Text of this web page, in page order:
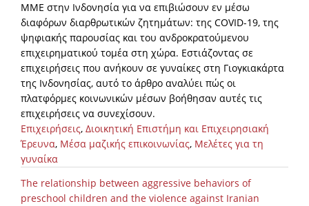
ΜΜΕ στην Ινδονησία για να επιβιώσουν εν μέσω
διαφόρων διαρθρωτικών ζητημάτων: της COVID-19, της
ψηφιακής παρουσίας και του ανδροκρατούμενου
επιχειρηματικού τομέα στη χώρα. Εστιάζοντας σε
επιχειρήσεις που ανήκουν σε γυναίκες στη Γιογκιακάρτα
της Ινδονησίας, αυτό το άρθρο αναλύει πώς οι
πλατφόρμες κοινωνικών μέσων βοήθησαν αυτές τις
επιχειρήσεις να συνεχίσουν.
Επιχειρήσεις, Διοικητική Επιστήμη και Επιχειρησιακή
Έρευνα, Μέσα μαζικής επικοινωνίας, Μελέτες για τη
γυναίκα
The relationship between aggressive behaviors of
preschool children and the violence against Iranian